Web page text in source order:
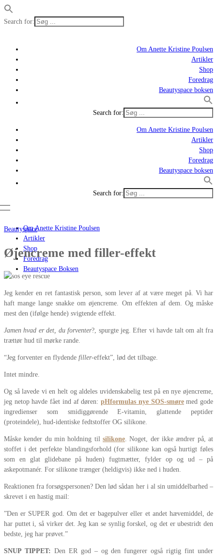
Search for:
Om Anette Kristine Poulsen
Artikler
Shop
Foredrag
Beautyspace boksen
Search for:
Om Anette Kristine Poulsen
Artikler
Shop
Foredrag
Beautyspace boksen
Search for:
Om Anette Kristine Poulsen
Artikler
Shop
Foredrag
Beautyspace Boksen
Beautyspace
Øjencreme med filler-effekt
Jeg kender en ret fantastisk person, som lever af at være meget på. Vi har
haft mange lange snakke om øjencreme. Om effekten af dem. Og måske
mest den (ifølge hende) svigtende effekt.
Jamen hvad er det, du forventer?, spurgte jeg. Efter vi havde talt om alt fra
trættør hud til mørke rande.
“Jeg forventer en flydende filler-effekt”, lød det tilbage.
Intet mindre.
Og så lavede vi en helt og aldeles uvidenskabelig test på en nye øjencreme,
jeg netop havde fået ind af døren:pHformulas nye SOS-smøremed gode
ingredienser som smidiggørende E-vitamin, glattende peptider
(proteindele), hud-identiske fedtstoffer OG silikone.
Måske kender du min holdning til silikone. Noget, der ikke ændrer på, at
stoffet i det perfekte blandingsforhold (for silikone kan også hurtigt føles
som en glat glidebane på huden) fugtmætter, fylder op og ud – på
askepotmanér. For silikone trænger (heldigvis) ikke ned i huden.
Reaktionen fra forsøgspersonen? Den lød sådan her i al sin umiddelbarhed –
skrevet i en hastig mail:
”Den er SUPER god. Om det er bagepulver eller et andet hævemiddel, de
har puttet i, så virker det. Jeg kan se synlig forskel, og det er ubestridt den
bedste, jeg har prøvet.”
SNUP TIPPET: Den ER god – og den fungerer også rigtig fint under